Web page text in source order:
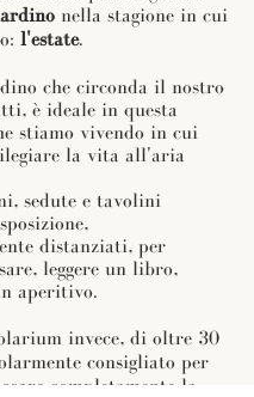
nella stagione in cui
l'estate.
che circonda il nostro
è ideale in questa
stiamo vivendo in cui
la vita all'aria
sedute e tavolini
distanziati, per
leggere un libro,
aperitivo.
invece, di oltre 30
consigliato per
completamente la